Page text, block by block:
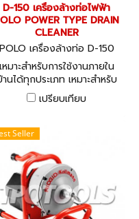
D-150 เครื่องล้างท่อไฟฟ้า
POWER TYPE DRAIN
CLEANER
POLO เครื่องล้างท่อ D-150
เหมาะสำหรับการใช้งานภายใน
นได้ทุกประเภท เหมาะสำหรับ
ทำความสะอาดท่อ ขนาด ⌀20-
150mm (3/4"-6") สามารถใช้
และงานเบา
เปรียบเทียบ
Seller